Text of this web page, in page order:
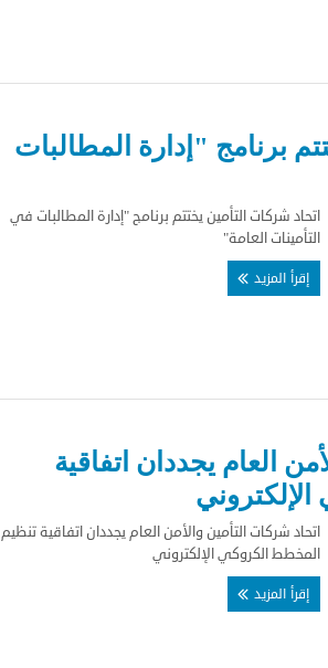
برنامج "إدارة المطالبات
اتحاد شركات التأمين يختتم برنامج "إدارة المطالبات في
التأمينات العامة"
إقرأ المزيد
العام يجددان اتفاقية
اتحاد شركات التأمين والأمن العام يجددان اتفاقية تنظيم
المخطط الكروكي الإلكتروني
إقرأ المزيد